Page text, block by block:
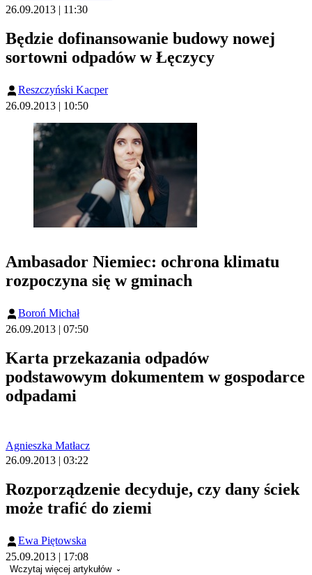
26.09.2013 | 11:30
Będzie dofinansowanie budowy nowej
sortowni odpadów w Łęczycy
Reszczyński Kacper
26.09.2013 | 10:50
Ambasador Niemiec: ochrona klimatu
rozpoczyna się w gminach
Boroń Michał
26.09.2013 | 07:50
Karta przekazania odpadów
podstawowym dokumentem w gospodarce
odpadami
Agnieszka Matłacz
26.09.2013 | 03:22
Rozporządzenie decyduje, czy dany ściek
może trafić do ziemi
Ewa Piętowska
25.09.2013 | 17:08
Wczytaj więcej artykułów